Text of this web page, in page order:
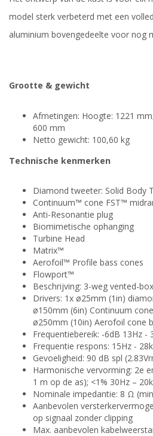
model sterk verbeterd met een
aluminium bovengedeelte voor nog
Grootte & gewicht
Afmetingen: Hoogte: 1221
600 mm
Netto gewicht: 100,60 kg
Technische kenmerken
Diamond tweeter: Solid Body
Continuum™ cone FST™
Anti-Resonantie plug
Biomimetische ophanging
Turbine Head
Matrix™
Aerofoil™ Profile bass cones
Flowport™
Beschrijving: 3-weg vented-
Drivers: 1x ø25mm (1in)
ø150mm (6in) Continuum
ø250mm (10in) Aerofoil cone
Frequentiebereik: -6dB 13Hz -
Frequentie respons: 15Hz -
Gevoeligheid: 90 dB spl
Harmonische vervorming: 2e
1 m op de as); <1% 30Hz –
Nominale impedantie: 8 Ω
Aanbevolen
op signaal zonder clipping
Max. aanbevolen